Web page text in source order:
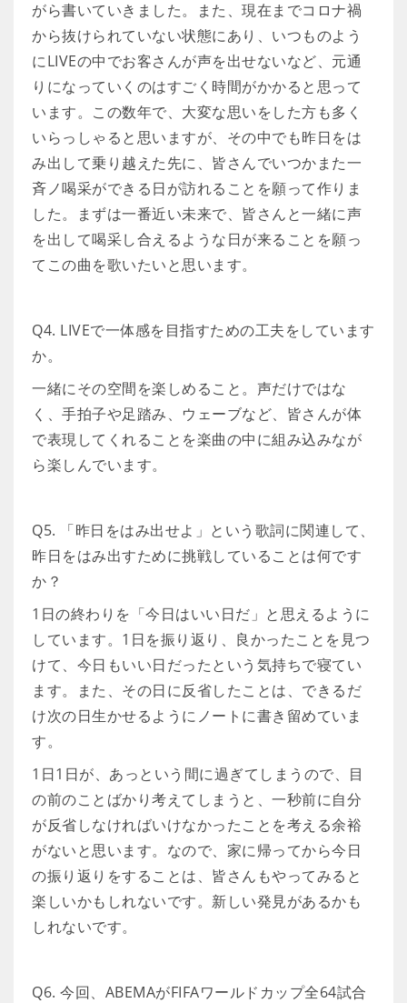
がら書いていきました。また、現在までコロナ禍
から抜けられていない状態にあり、いつものよう
にLIVEの中でお客さんが声を出せないなど、元通
りになっていくのはすごく時間がかかると思って
います。この数年で、大変な思いをした方も多く
いらっしゃると思いますが、その中でも昨日をは
み出して乗り越えた先に、皆さんでいつかまた一
斉ノ喝采ができる日が訪れることを願って作りま
した。まずは一番近い未来で、皆さんと一緒に声
を出して喝采し合えるような日が来ることを願っ
てこの曲を歌いたいと思います。
Q4. LIVEで一体感を目指すための工夫をしています
か。
一緒にその空間を楽しめること。声だけではな
く、手拍子や足踏み、ウェーブなど、皆さんが体
で表現してくれることを楽曲の中に組み込みなが
ら楽しんでいます。
Q5. 「昨日をはみ出せよ」という歌詞に関連して、
昨日をはみ出すために挑戦していることは何です
か？
1日の終わりを「今日はいい日だ」と思えるように
しています。1日を振り返り、良かったことを見つ
けて、今日もいい日だったという気持ちで寝てい
ます。また、その日に反省したことは、できるだ
け次の日生かせるようにノートに書き留めていま
す。
1日1日が、あっという間に過ぎてしまうので、目
の前のことばかり考えてしまうと、一秒前に自分
が反省しなければいけなかったことを考える余裕
がないと思います。なので、家に帰ってから今日
の振り返りをすることは、皆さんもやってみると
楽しいかもしれないです。新しい発見があるかも
しれないです。
Q6. 今回、ABEMAがFIFAワールドカップ全64試合